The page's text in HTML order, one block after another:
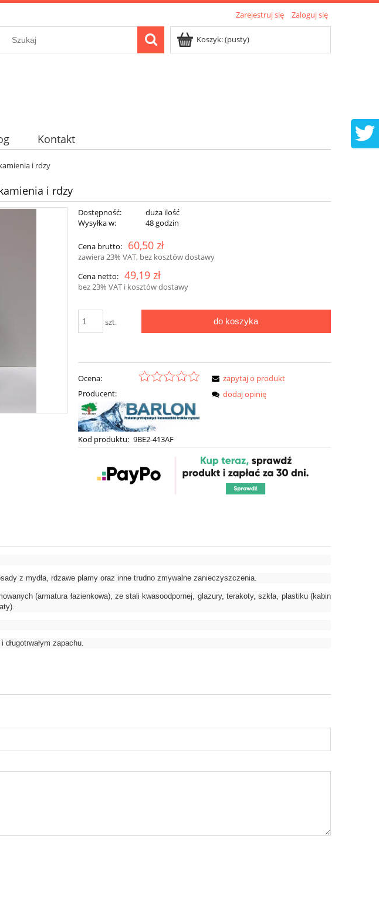
Zarejestruj się Zaloguj się
Koszyk:(pusty)
Kontakt
i rdzy
i rdzy
Dostępność:
duża ilość
Wysyłka w:
48 godzin
Cena brutto: 60,50 zł
zawiera 23% VAT, bez kosztów dostawy
Cena netto: 49,19 zł
bez 23% VAT i kosztów dostawy
szt. do koszyka
Ocena:
Producent:
Kod produktu: 9BE2-413AF
zapytaj o produkt
dodaj opinię
z mydła, rdzawe plamy oraz inne trudno zmywalne zanieczyszczenia.
(armatura łazienkowa), ze stali kwasoodpornej, glazury, terakoty, szkła, plastiku (kabin
zapachu.